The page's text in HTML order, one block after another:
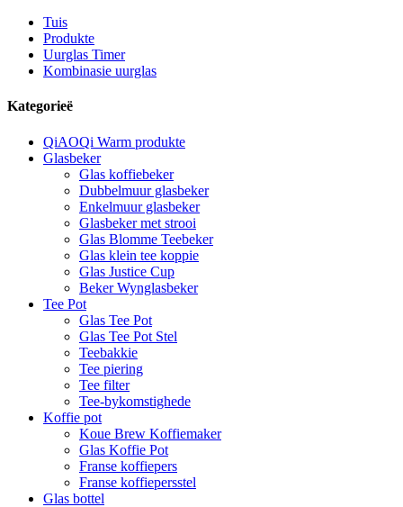
Tuis
Produkte
Uurglas Timer
Kombinasie uurglas
Kategorieë
QiAOQi Warm produkte
Glasbeker
Glas koffiebeker
Dubbelmuur glasbeker
Enkelmuur glasbeker
Glasbeker met strooi
Glas Blomme Teebeker
Glas klein tee koppie
Glas Justice Cup
Beker Wynglasbeker
Tee Pot
Glas Tee Pot
Glas Tee Pot Stel
Teebakkie
Tee piering
Tee filter
Tee-bykomstighede
Koffie pot
Koue Brew Koffiemaker
Glas Koffie Pot
Franse koffiepers
Franse koffiepersstel
Glas bottel